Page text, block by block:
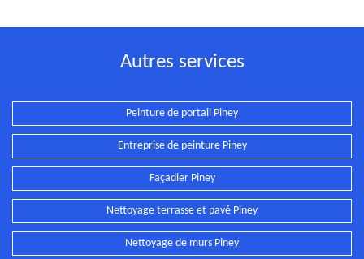
Autres services
Peinture de portail Piney
Entreprise de peinture Piney
Façadier Piney
Nettoyage terrasse et pavé Piney
Nettoyage de murs Piney